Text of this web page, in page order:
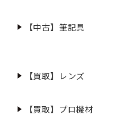
【中古】筆記具
【買取】レンズ
【買取】プロ機材